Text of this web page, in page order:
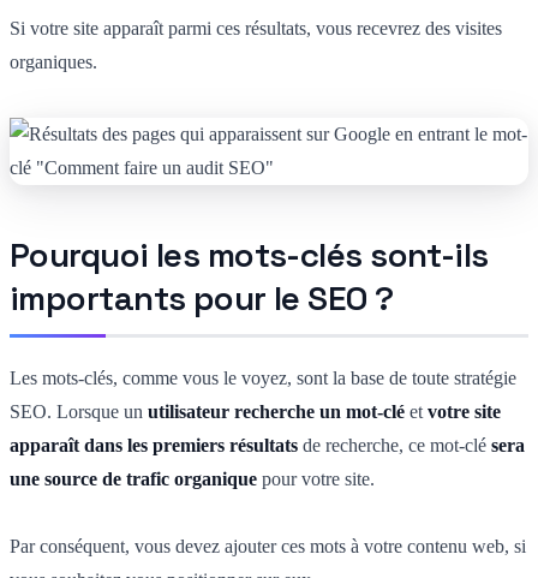
Si votre site apparaît parmi ces résultats, vous recevrez des visites
organiques.
Pourquoi les mots-clés sont-ils
importants pour le SEO ?
Les mots-clés, comme vous le voyez, sont la base de toute stratégie
SEO. Lorsque un utilisateur recherche un mot-clé et votre site
apparaît dans les premiers résultats de recherche, ce mot-clé sera
une source de trafic organique pour votre site.
Par conséquent, vous devez ajouter ces mots à votre contenu web, si